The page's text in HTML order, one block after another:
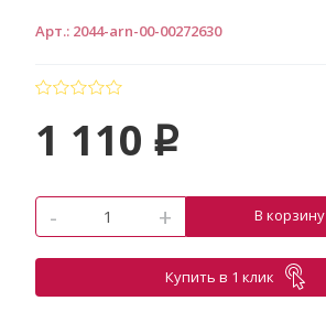
Арт.: 2044-arn-00-00272630
1 110 p
- + В корзину
Купить в 1 клик